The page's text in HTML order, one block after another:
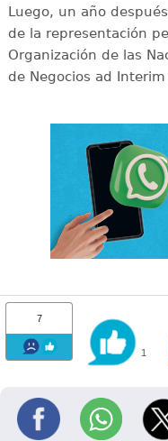
Luego, un año
de la representación
Organización de las
de Negocios ad
7
1